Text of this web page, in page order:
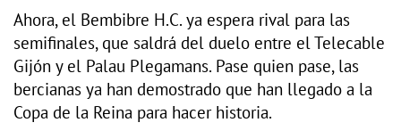
Ahora, el Bembibre H.C. ya espera rival para las
semifinales, que saldrá del duelo entre el Telecable
Gijón y el Palau Plegamans. Pase quien pase, las
bercianas ya han demostrado que han llegado a la
Copa de la Reina para hacer historia.